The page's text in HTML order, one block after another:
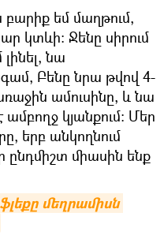
եմ մաղթում,
կտևի։ Ջենը սիրում
նա
Բենը նրա թվով 4-
ամուսինը, և նա
ամբողջ կյանքում։ Մեր
երբ անկողնում
միասին ենք
մեղրամիսն